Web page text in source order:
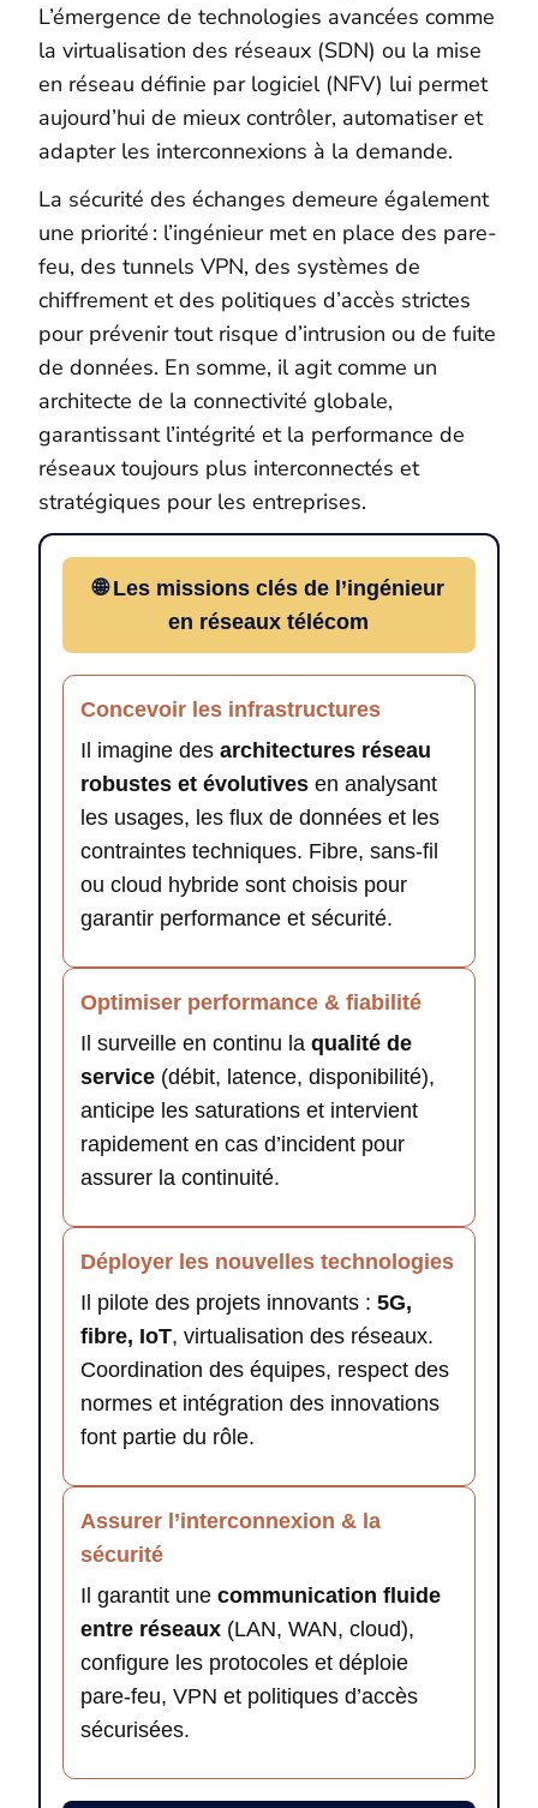
L’émergence de technologies avancées comme
la virtualisation des réseaux (SDN) ou la mise
en réseau définie par logiciel (NFV) lui permet
aujourd’hui de mieux contrôler, automatiser et
adapter les interconnexions à la demande.
La sécurité des échanges demeure également
une priorité : l’ingénieur met en place des pare-
feu, des tunnels VPN, des systèmes de
chiffrement et des politiques d’accès strictes
pour prévenir tout risque d’intrusion ou de fuite
de données. En somme, il agit comme un
architecte de la connectivité globale,
garantissant l’intégrité et la performance de
réseaux toujours plus interconnectés et
stratégiques pour les entreprises.
🌐 Les missions clés de l’ingénieur
en réseaux télécom
Concevoir les infrastructures
Il imagine desarchitectures réseau
robustes et évolutives en analysant
les usages, les flux de données et les
contraintes techniques. Fibre, sans-fil
ou cloud hybride sont choisis pour
garantir performance et sécurité.
Optimiser performance & fiabilité
Il surveille en continu laqualité de
service (débit, latence, disponibilité),
anticipe les saturations et intervient
rapidement en cas d’incident pour
assurer la continuité.
Déployer les nouvelles technologies
Il pilote des projets innovants :5G,
fibre, IoT, virtualisation des réseaux.
Coordination des équipes, respect des
normes et intégration des innovations
font partie du rôle.
Assurer l’interconnexion & la
sécurité
Il garantit unecommunication fluide
entre réseaux (LAN, WAN, cloud),
configure les protocoles et déploie
pare-feu, VPN et politiques d’accès
sécurisées.